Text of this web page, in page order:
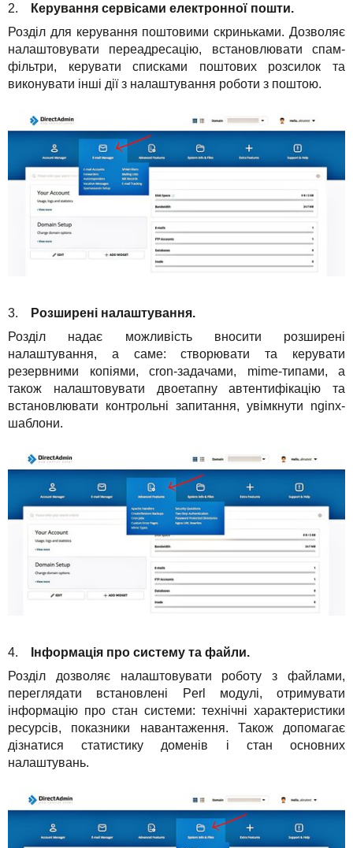
2.
Керування сервісами електронної пошти.
Розділ для керування поштовими скриньками. Дозволяє
налаштовувати переадресацію, встановлювати спам-
фільтри, керувати списками поштових розсилок та
виконувати інші дії з налаштування роботи з поштою.
3.
Розширені налаштування.
Розділ надає можливість вносити розширені
налаштування, а саме: створювати та керувати
резервними копіями, cron-задачами, mime-типами, а
також налаштовувати двоетапну автентифікацію та
встановлювати контрольні запитання, увімкнути nginx-
шаблони.
4.
Інформація про систему та файли.
Розділ дозволяє налаштовувати роботу з файлами,
переглядати встановлені Perl модулі, отримувати
інформацію про стан системи: технічні характеристики
ресурсів, показники навантаження. Також допомагає
дізнатися статистику доменів і стан основних
налаштувань.